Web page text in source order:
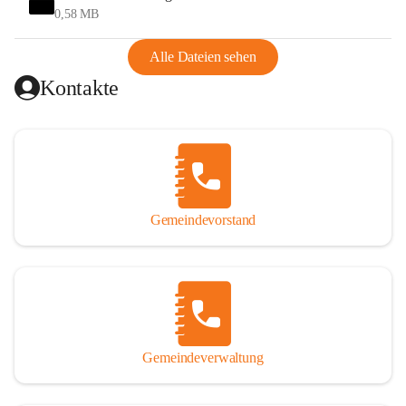
und Ungarn war. Dadurch war Wörterberg von Wörth
Aus diesem Grund war die Bevölkerung dazu gezwungen,
Schmuggel zu betreiben. Es kam oft zu nächtlichen
Überfällen und Schießereien. Erst mit dem Anschluss des
wirtschaftlich ging es bergauf. Dieser Aufschwung endete
1926. Es folgten Arbeitslosigkeit, Preissteigerung und
Unanbringlichkeit von Produkten. Daher wurde der
Anschluss an das Deutsche Reich begrüßt. Als der Zweite
Weltkrieg ausbrach, schwang die Stimmung um. Es starben
26 Männer an der Front, weitere 16 werden vermisst.
Von 1971 bis 1991 gehörte Wörterberg zur Gemeinde
Ollersdorf. Durch den Einsatz von mehreren Ortsansässigen
wurde Wörterberg 1991 wieder eine eigenständige
0,58 MB
Alle Dateien sehen
Kontakte
Gemeindevorstand
Gemeindeverwaltung